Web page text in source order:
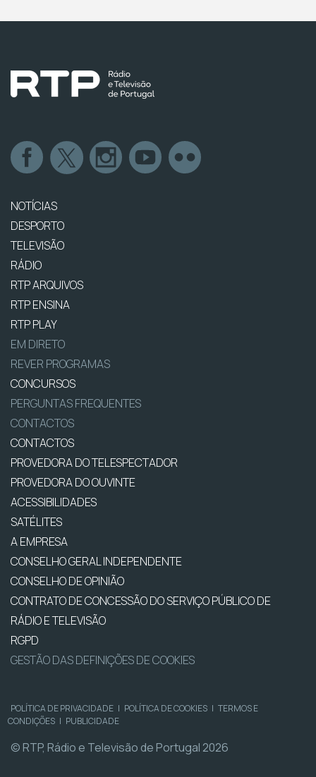
NOTÍCIAS
DESPORTO
TELEVISÃO
RÁDIO
RTP ARQUIVOS
RTP ENSINA
RTP PLAY
EM DIRETO
REVER PROGRAMAS
CONCURSOS
PERGUNTAS FREQUENTES
CONTACTOS
CONTACTOS
PROVEDORA DO TELESPECTADOR
PROVEDORA DO OUVINTE
ACESSIBILIDADES
SATÉLITES
A EMPRESA
CONSELHO GERAL INDEPENDENTE
CONSELHO DE OPINIÃO
CONTRATO DE CONCESSÃO DO SERVIÇO PÚBLICO DE
RÁDIO E TELEVISÃO
RGPD
GESTÃO DAS DEFINIÇÕES DE COOKIES
POLÍTICA DE PRIVACIDADE | POLÍTICA DE COOKIES | TERMOS E
CONDIÇÕES | PUBLICIDADE
© RTP, Rádio e Televisão de Portugal 2026